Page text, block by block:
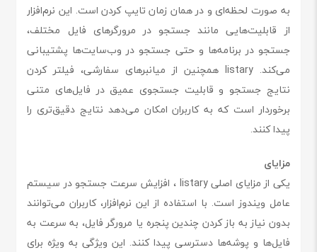
به صورت لحظه‌ای و در همان زمان تایپ کردن است. این نرم‌افزار
از قابلیت‌هایی مانند جستجو در مرورگرهای فایل مختلف،
جستجو در برنامه‌ها و حتی جستجو در وب‌سایت‌ها پشتیبانی
می‌کند. listary همچنین از میانبرهای سفارشی، فیلتر کردن
نتایج جستجو و قابلیت جستجوی عمیق در فایل‌های متنی
برخوردار است که به کاربران امکان می‌دهد نتایج دقیق‌تری را
پیدا کنند.
مزایای
یکی از مزایای اصلی listary ، افزایش سرعت جستجو در سیستم
عامل ویندوز است. با استفاده از این نرم‌افزار، کاربران می‌توانند
بدون نیاز به باز کردن چندین پنجره یا مرورگر فایل، به سرعت به
فایل‌ها و پوشه‌ها دسترسی پیدا کنند. این ویژگی به ویژه برای